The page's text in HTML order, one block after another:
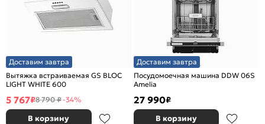
Доставим завтра
Вытяжка встраиваемая GS BLOC
LIGHT WHITE 600
5 767₽8 790 ₽-34%
В корзину
Доставим завтра
Посудомоечная машина DDW 06S
Amelia
27 990₽
В корзину